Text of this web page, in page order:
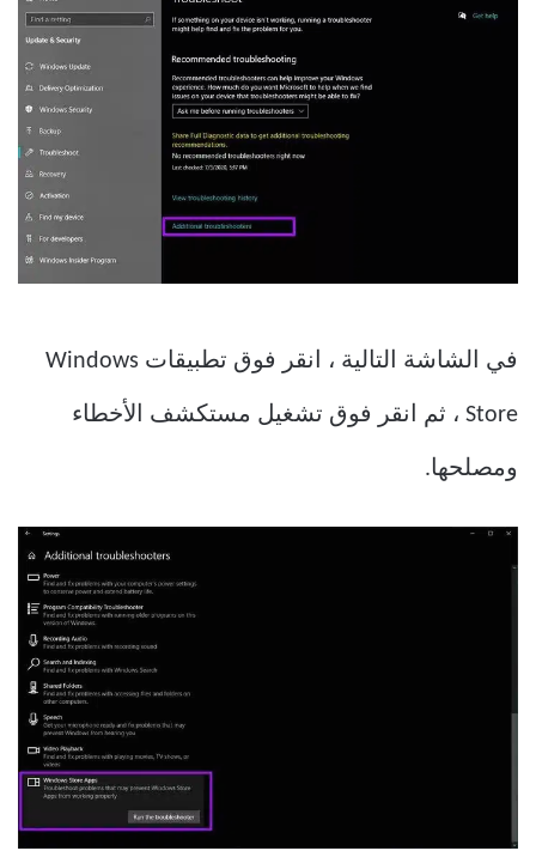
في الشاشة التالية ، انقر فوق تطبيقات Windows
Store ، ثم انقر فوق تشغيل مستكشف الأخطاء
ومصلحها.